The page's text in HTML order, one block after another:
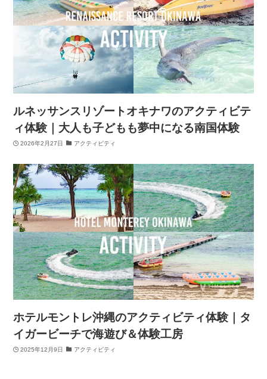
ルネッサンスリゾートオキナワのアクティビテ
ィ体験｜大人も子どもも夢中になる南国体験
2026年2月27日 アクティビティ
ホテルモントレ沖縄のアクティビティ体験｜タ
イガービーチで海遊び＆体験工房
2025年12月9日 アクティビティ